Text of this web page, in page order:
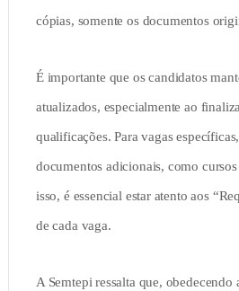
cópias, somente os documentos
É importante que os candidatos
atualizados, especialmente ao
qualificações. Para vagas
documentos adicionais, como
isso, é essencial estar atento aos
de cada vaga.
A Semtepi ressalta que,